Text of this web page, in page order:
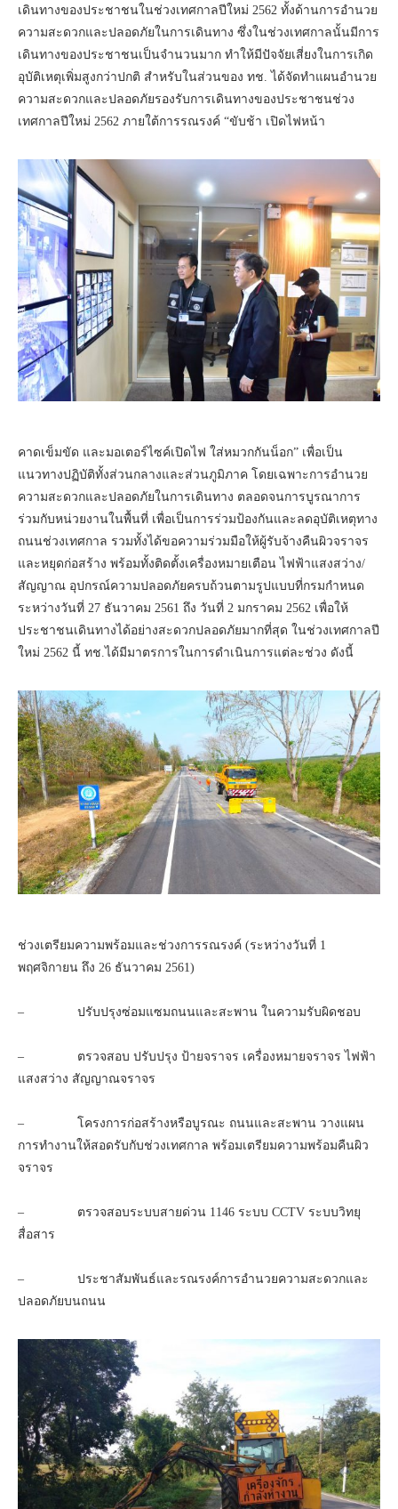
เดินทางของประชาชนในช่วงเทศกาลปีใหม่ 2562 ทั้งด้านการอำนวย
ความสะดวกและปลอดภัยในการเดินทาง ซึ่งในช่วงเทศกาลนั้นมีการ
เดินทางของประชาชนเป็นจำนวนมาก ทำให้มีปัจจัยเสี่ยงในการเกิด
อุบัติเหตุเพิ่มสูงกว่าปกติ สำหรับในส่วนของ ทช. ได้จัดทำแผนอำนวย
ความสะดวกและปลอดภัยรองรับการเดินทางของประชาชนช่วง
เทศกาลปีใหม่ 2562 ภายใต้การรณรงค์ “ขับช้า เปิดไฟหน้า
คาดเข็มขัด และมอเตอร์ไซค์เปิดไฟ ใส่หมวกกันน็อก” เพื่อเป็น
แนวทางปฏิบัติทั้งส่วนกลางและส่วนภูมิภาค โดยเฉพาะการอำนวย
ความสะดวกและปลอดภัยในการเดินทาง ตลอดจนการบูรณาการ
ร่วมกับหน่วยงานในพื้นที่ เพื่อเป็นการร่วมป้องกันและลดอุบัติเหตุทาง
ถนนช่วงเทศกาล รวมทั้งได้ขอความร่วมมือให้ผู้รับจ้างคืนผิวจราจร
และหยุดก่อสร้าง พร้อมทั้งติดตั้งเครื่องหมายเตือน ไฟฟ้าแสงสว่าง/
สัญญาณ อุปกรณ์ความปลอดภัยครบถ้วนตามรูปแบบที่กรมกำหนด
ระหว่างวันที่ 27 ธันวาคม 2561 ถึง วันที่ 2 มกราคม 2562 เพื่อให้
ประชาชนเดินทางได้อย่างสะดวกปลอดภัยมากที่สุด ในช่วงเทศกาลปี
ใหม่ 2562 นี้ ทช.ได้มีมาตรการในการดำเนินการแต่ละช่วง ดังนี้
ช่วงเตรียมความพร้อมและช่วงการรณรงค์ (ระหว่างวันที่ 1
พฤศจิกายน ถึง 26 ธันวาคม 2561)
– ปรับปรุงซ่อมแซมถนนและสะพาน ในความรับผิดชอบ
– ตรวจสอบ ปรับปรุง ป้ายจราจร เครื่องหมายจราจร ไฟฟ้า
แสงสว่าง สัญญาณจราจร
– โครงการก่อสร้างหรือบูรณะ ถนนและสะพาน วางแผน
การทำงานให้สอดรับกับช่วงเทศกาล พร้อมเตรียมความพร้อมคืนผิว
จราจร
– ตรวจสอบระบบสายด่วน 1146 ระบบ CCTV ระบบวิทยุ
สื่อสาร
– ประชาสัมพันธ์และรณรงค์การอำนวยความสะดวกและ
ปลอดภัยบนถนน